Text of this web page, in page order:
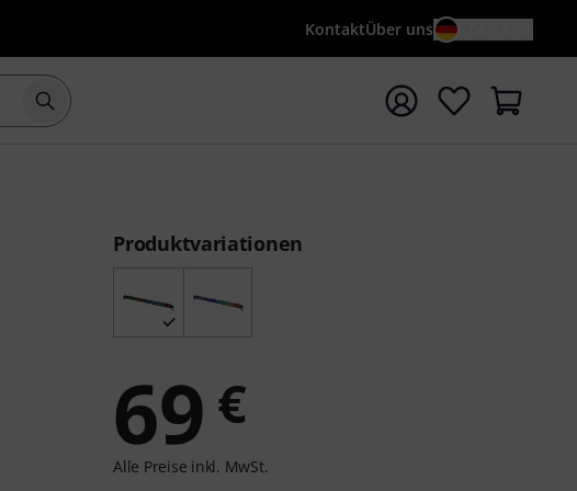
KontaktÜber uns
Suche mit Suchwort {searchTerm} starten
Produktvariationen
69 €
Alle Preise inkl. MwSt.